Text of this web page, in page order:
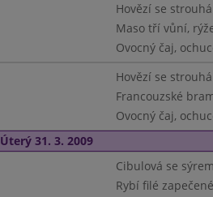
Hovězí se
Maso tří vůní,
Ovocný čaj,
Hovězí se
Francouzské
Ovocný čaj,
Úterý 31. 3. 2009
Cibulová se
Rybí filé